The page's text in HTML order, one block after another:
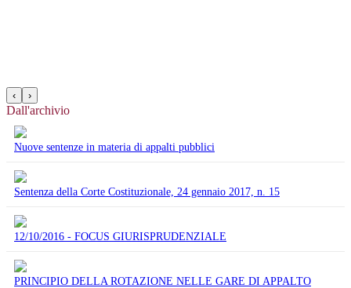
‹ ›
Dall'archivio
Nuove sentenze in materia di appalti pubblici
Sentenza della Corte Costituzionale, 24 gennaio 2017, n. 15
12/10/2016 - FOCUS GIURISPRUDENZIALE
PRINCIPIO DELLA ROTAZIONE NELLE GARE DI APPALTO